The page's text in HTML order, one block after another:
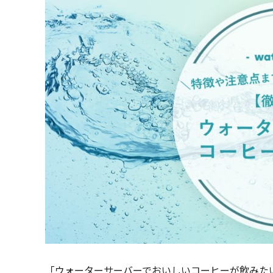
「ウォーターサーバーでおいしいコーヒーが飲みた